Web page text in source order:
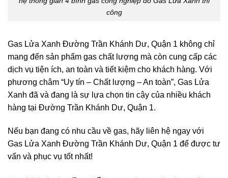
công
Gas Lửa Xanh Đường Trần Khánh Dư, Quận 1 không chỉ
mang đến sản phẩm gas chất lượng mà còn cung cấp các
dịch vụ tiện ích, an toàn và tiết kiệm cho khách hàng. Với
phương châm “Uy tín – Chất lượng – An toàn”, Gas Lửa
Xanh đã và đang là sự lựa chọn tin cậy của nhiều khách
hàng tại Đường Trần Khánh Dư, Quận 1.
Nếu bạn đang có nhu cầu về gas, hãy liên hệ ngay với
Gas Lửa Xanh Đường Trần Khánh Dư, Quận 1 để được tư
vấn và phục vụ tốt nhất!